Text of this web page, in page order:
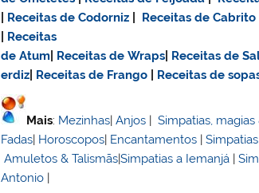
Receitas de Codorniz Receitas de Cabrito
Receitas
de Atum
Receitas de Wraps Receitas de
erdiz
Receitas de Frango Receitas de
Mais: Mezinhas|Anjos |Simpatias,
Fadas| Horoscopos| Encantamentos |
Amuletos & Talismãs|Simpatias a Iemanjá |
Antonio |